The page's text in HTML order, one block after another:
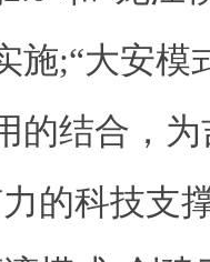
施;“大安模
的结合，
的科技支